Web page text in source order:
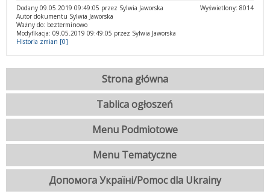
Wyświetlony: 8014
Dodany 09.05.2019 09:49:05 przez Sylwia Jaworska
Autor dokumentu Sylwia Jaworska
Ważny do: bezterminowo
Modyfikacja: 09.05.2019 09:49:05 przez Sylwia Jaworska
Historia zmian [0]
Strona główna
Tablica ogłoszeń
Menu Podmiotowe
Menu Tematyczne
Допомога Україні/Pomoc dla Ukrainy